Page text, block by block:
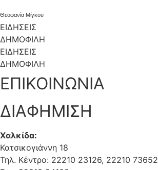
Θεοφανία Μίγκου
ΕΙΔΗΣΕΙΣ
ΔΗΜΟΦΙΛΗ
ΕΙΔΗΣΕΙΣ
ΔΗΜΟΦΙΛΗ
ΕΠΙΚΟΙΝΩΝΙΑ
ΔΙΑΦΗΜΙΣΗ
Χαλκίδα:
Κατσικογιάννη 18
Τηλ. Κέντρο: 22210 23126, 22210 73652